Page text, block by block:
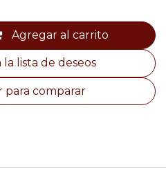
Agregar al carrito
para comparar
lista de deseos